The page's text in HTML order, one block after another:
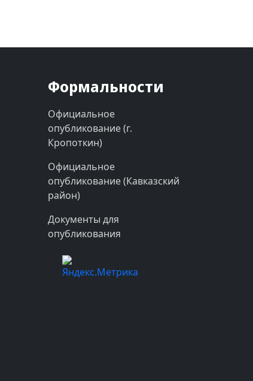
Формальности
Официальное
опубликование (г.
Кропоткин)
Официальное
опубликование (Кавказский
район)
Документы для
опубликования